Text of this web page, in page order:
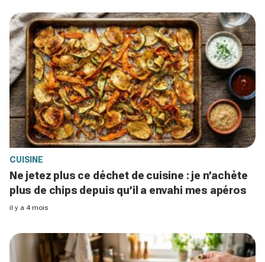
CUISINE
Ne jetez plus ce déchet de cuisine : je n’achète
plus de chips depuis qu’il a envahi mes apéros
il y a 4 mois